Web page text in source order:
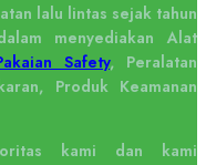
lalu lintas sejak tahun
menyediakan Alat
Safety, Peralatan
Produk Keamanan
kami dan kami